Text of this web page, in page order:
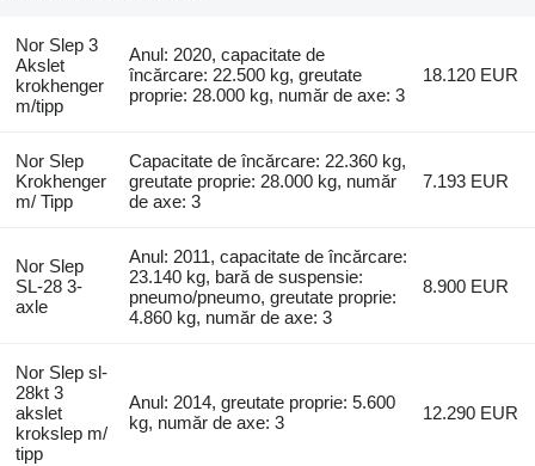
Nor Slep 3
Akslet
krokhenger
m/tipp
Anul: 2020, capacitate de
încărcare: 22.500 kg, greutate
proprie: 28.000 kg, număr de axe: 3
18.120 EUR
Nor Slep
Krokhenger
m/ Tipp
Capacitate de încărcare: 22.360 kg,
greutate proprie: 28.000 kg, număr
de axe: 3
7.193 EUR
Nor Slep
SL-28 3-
axle
Anul: 2011, capacitate de încărcare:
23.140 kg, bară de suspensie:
pneumo/pneumo, greutate proprie:
4.860 kg, număr de axe: 3
8.900 EUR
Nor Slep sl-
28kt 3
akslet
krokslep m/
tipp
Anul: 2014, greutate proprie: 5.600
kg, număr de axe: 3
12.290 EUR